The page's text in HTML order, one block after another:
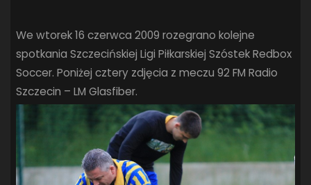
We wtorek 16 czerwca 2009 rozegrano kolejne
spotkania Szczecińskiej Ligi Piłkarskiej Szóstek Redbox
Soccer. Poniżej cztery zdjęcia z meczu 92 FM Radio
Szczecin – LM Glasfiber.